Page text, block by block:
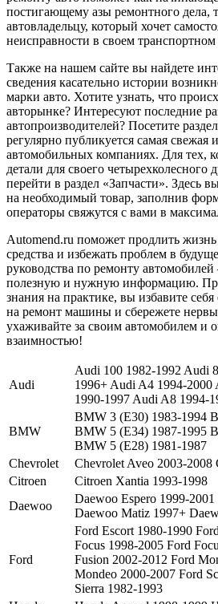
Automend.ru поможет продлить жизнь
средства и избежать проблем в
руководства по ремонту автомобилей
полезную и нужную информацию.
знания на практике, вы избавите себя
на ремонт машины и сбережете
ухаживайте за своим автомобилем и
взаимностью!
Audi
Audi 100 1982-1992 Audi
1996+ Audi A4 1994-2000
1990-1997 Audi A8 1994-
BMW
BMW 3 (E30) 1983-1994
BMW 5 (E34) 1987-1995
Chevrolet
Chevrolet Aveo 2003-
Citroen
Citroen Xantia 1993-1998
Daewoo
Daewoo Espero 1999-
Daewoo Matiz 1997+
Ford
Ford Escort 1980-1990
Focus 1998-2005 Ford
Fusion 2002-2012 Ford
Sierra 1982-1993
Honda
Honda Accord 1998-1999
Hyundai Accent 2000+
Hyundai Getz 2002+
Hyundai Santa-Fe 2006+
Infiniti QX4 1998-2004
Isuzu
Isuzu Trooper 1989-1995
Jeep
Jeep Grand Cherokee 1993-
Kia Clarus 1995-2001 Kia
Rio 2000+ Kia Sephia
2011 Kia Sportage 1999-
Lexus RX300 1998-2003
Mazda 3 2003-2008 Mazda
2002-2015 Mazda 626
1998